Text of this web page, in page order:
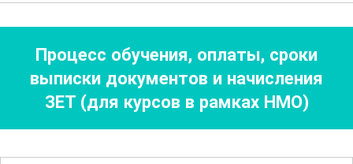
реабилитации и долгосрочного
наблюдения за пациентами с сердечно-
сосудистыми заболеваниями.
Курс "Избранные вопросы детской
кардиологии" помогает
Процесс обучения, оплаты, сроки
выписки документов и начисления
ЗЕТ (для курсов в рамках НМО)